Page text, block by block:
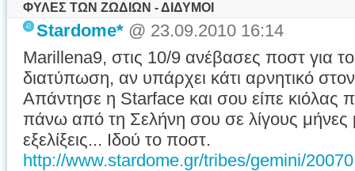
ΦΥΛΕΣ ΤΩΝ ΖΩΔΙΩΝ - ΔΙΔΥΜΟΙ
Stardome* @ 23.09.2010 16:14
Marillena9, στις 10/9 ανέβασες ποστ για
διατύπωση, αν υπάρχει κάτι αρνητικό
Απάντησε η Starface και σου είπε κιόλας
πάνω από τη Σελήνη σου σε λίγους μήνες
εξελίξεις... Ιδού το ποστ.
http://www.stardome.gr/tribes/gemini/